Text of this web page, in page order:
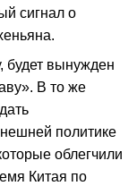
сигнал о
будет вынужден
В то же
политике
облегчили
Китая по